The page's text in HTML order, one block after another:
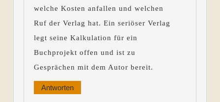
welche Kosten anfallen und welchen
Ruf der Verlag hat. Ein seriöser Verlag
legt seine Kalkulation für ein
Buchprojekt offen und ist zu
Gesprächen mit dem Autor bereit.
Antworten